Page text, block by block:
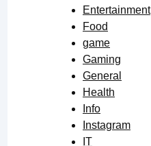
Entertainment
Food
game
Gaming
General
Health
Info
Instagram
IT